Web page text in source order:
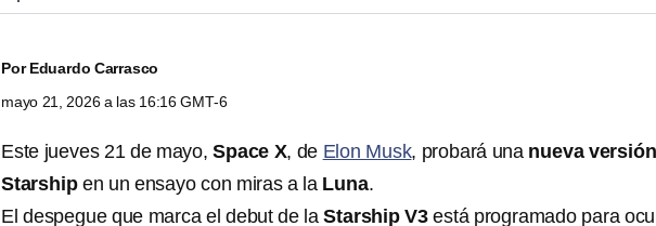
PorEduardo Carrasco
mayo 21, 2026 a las 16:16 GMT-6
Este jueves 21 de mayo,Space X, de Elon Musk, probará una nueva
Starshipen un ensayo con miras a la Luna.
El despegue que marca el debut de laStarship V3está programado para